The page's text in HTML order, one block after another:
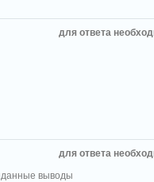
для ответа
для ответа
выводы